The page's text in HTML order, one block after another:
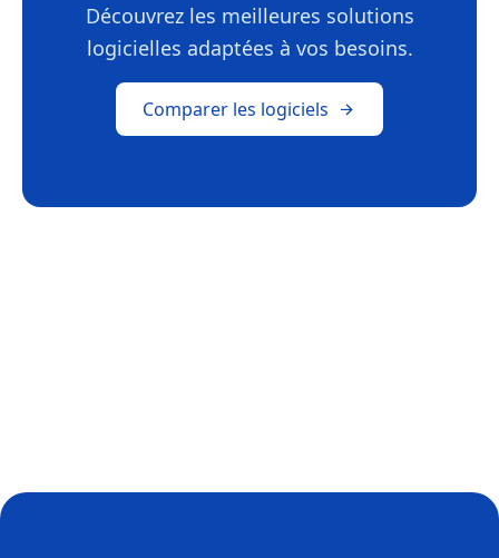
Découvrez les meilleures solutions
logicielles adaptées à vos besoins.
Comparer les logiciels